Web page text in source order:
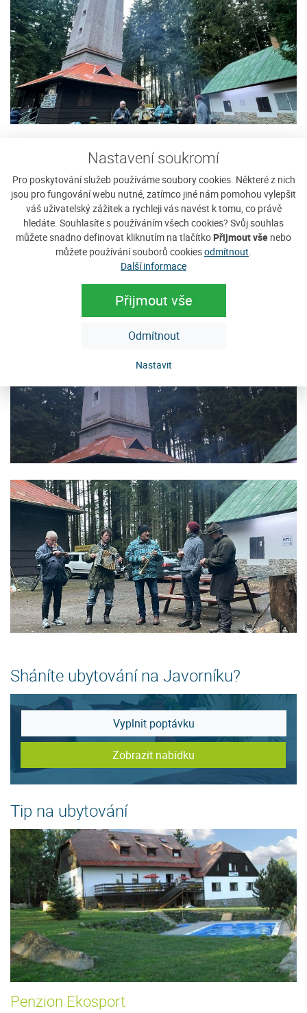
Nastavení soukromí
Pro poskytování služeb používáme soubory cookies. Některé z nich
jsou pro fungování webu nutné, zatímco jiné nám pomohou vylepšit
váš uživatelský zážitek a rychleji vás navést k tomu, co právě
hledáte. Souhlasíte s používáním všech cookies? Svůj souhlas
můžete snadno definovat kliknutím na tlačítko Přijmout vše nebo
můžete používání souborů cookiesodmítnout.
Další informace
Přijmout vše
Odmítnout
Nastavit
Sháníte ubytování na Javorníku?
Vyplnit poptávku
Zobrazit nabídku
Tip na ubytování
Penzion Ekosport